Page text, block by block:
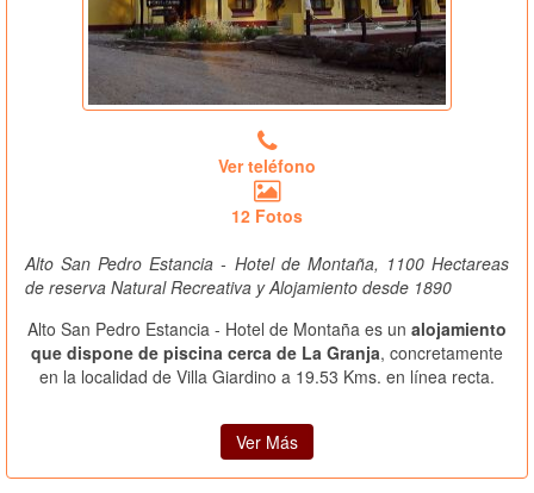
Ver teléfono
12 Fotos
Alto San Pedro Estancia - Hotel de Montaña, 1100 Hectareas
de reserva Natural Recreativa y Alojamiento desde 1890
Alto San Pedro Estancia - Hotel de Montaña es un alojamiento
que dispone de piscina cerca de La Granja, concretamente
en la localidad de Villa Giardino a 19.53 Kms. en línea recta.
Ver Más